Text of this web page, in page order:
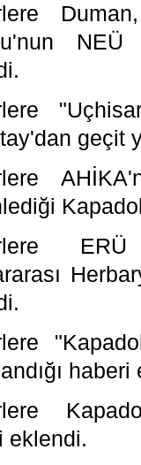
geçit
eklendi.